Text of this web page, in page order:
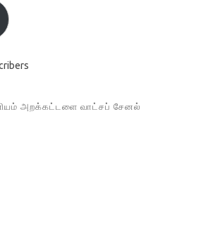
அறக்கட்டளை வாட்சப் சேனல்